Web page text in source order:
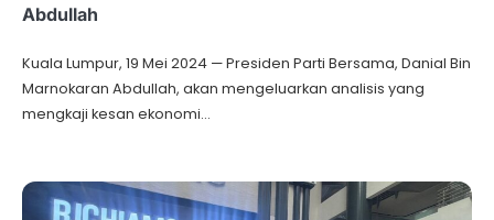
Abdullah
Kuala Lumpur, 19 Mei 2024 — Presiden Parti Bersama, Danial Bin
Marnokaran Abdullah, akan mengeluarkan analisis yang
mengkaji kesan ekonomi…